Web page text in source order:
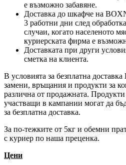
е възможно забавяне.
Доставка до шкафче на
3 работни дни след
случаи, когато населеното
куриерската фирма е
Доставката при други
сметка на клиента.
В условията за безплатна
замени, връщания и продукти за
различна от продажната.
участващи в кампании могат да
за безплатна доставка.
За по-тежките от 5кг и обемни
с куриер по наша преценка.
Цени